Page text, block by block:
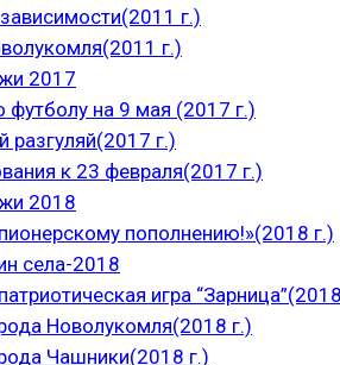
г.)
г.)
2017
футболу на 9 мая (2017 г.)
разгуляй(2017 г.)
к 23 февраля(2017 г.)
2018
пополнению!»(2018 г.)
села-2018
игра
Новолукомля(2018 г.)
Чашники(2018 г.)